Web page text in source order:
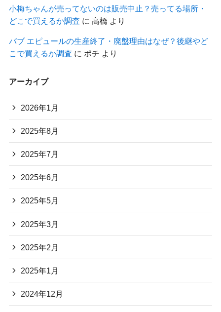
小梅ちゃんが売ってないのは販売中止？売ってる場所・
どこで買えるか調査 に 高橋 より
バブ エピュールの生産終了・廃盤理由はなぜ？後継やど
こで買えるか調査 に ポチ より
アーカイブ
2026年1月
2025年8月
2025年7月
2025年6月
2025年5月
2025年3月
2025年2月
2025年1月
2024年12月